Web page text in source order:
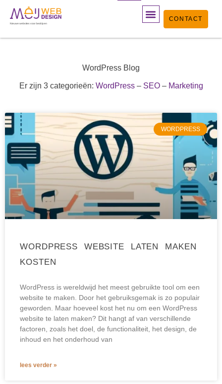
naarNieuwe websites voor bedrijven
CONTACT
WordPress Blog
Er zijn 3 categorieën: WordPress– SEO– Marketing
WORDPRESS
WORDPRESS WEBSITE LATEN MAKEN
KOSTEN
WordPress is wereldwijd het meest gebruikte tool om een
website te maken. Door het gebruiksgemak is zo populair
geworden. Maar hoeveel kost het nu om een WordPress
website te laten maken? Dit hangt af van verschillende
factoren, zoals het doel, de functionaliteit, het design, de
inhoud en het onderhoud van
lees verder »
PAGINAPAGINAPAGINAPAGINAPAGINA